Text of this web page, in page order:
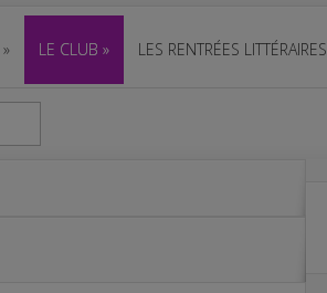
» LE CLUB » LES RENTRÉES LITTÉRAIRES